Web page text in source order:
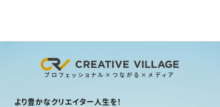
プロフェッショナル×つながる×メディア
より豊かなクリエイター人生を！